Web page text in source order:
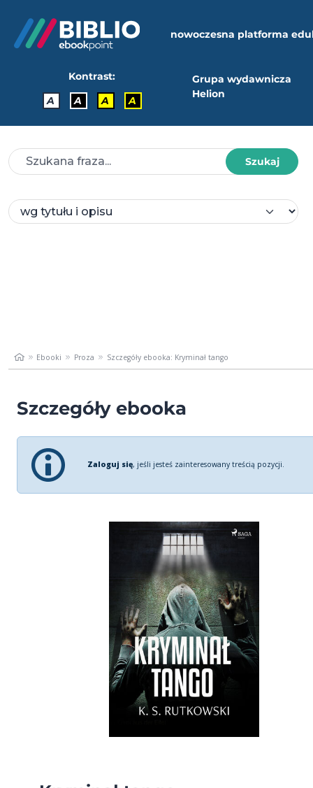
nowoczesna platforma
Kontrast:
A
A A A
Grupa wydawnicza
Helion
Szukaj
Ebooki Proza Szczegóły ebooka: Kryminał tango
Szczegóły ebooka
Zaloguj się, jeśli jesteś zainteresowany treścią pozycji.